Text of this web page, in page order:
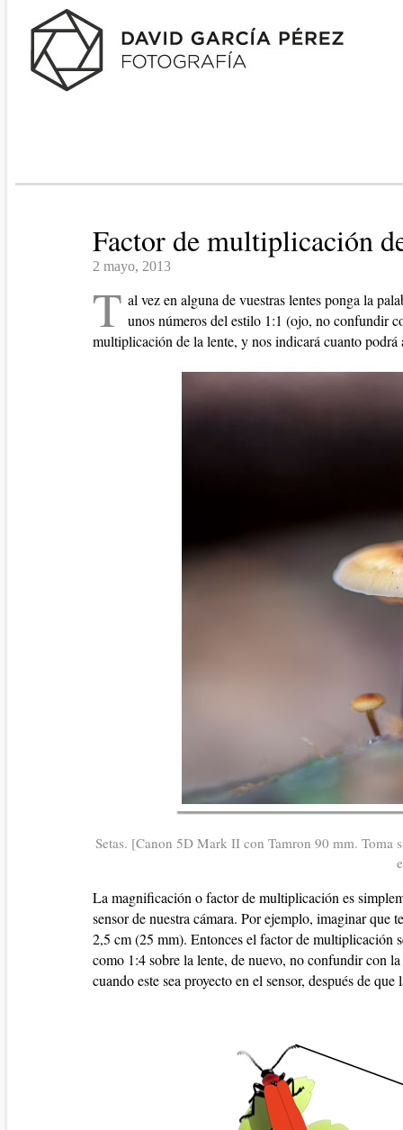
Factor de multiplicación
2 mayo, 2013
T al vez en alguna de vuestras lentes ponga la
unos números del estilo 1:1 (ojo, no confundir
multiplicación de la lente, y nos indicará cuanto
Setas. [Canon 5D Mark II con Tamron 90 mm. Toma
La magnificación o factor de multiplicación es
sensor de nuestra cámara. Por ejemplo, imaginar que
2,5 cm (25 mm). Entonces el factor de multiplicación
como 1:4 sobre la lente, de nuevo, no confundir con la
cuando este sea proyecto en el sensor, después de